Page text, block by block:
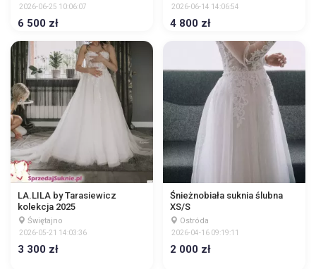
2026-06-25 10:06:07
6 500 zł
2026-06-14 14:06:54
4 800 zł
LA.LILA by Tarasiewicz
kolekcja 2025
Świętajno
2026-05-21 14:03:36
3 300 zł
Śnieżnobiała suknia ślubna
XS/S
Ostróda
2026-04-16 09:19:11
2 000 zł